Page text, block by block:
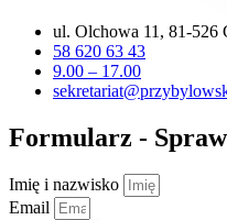
ul. Olchowa 11, 81-526
58 620 63 43
9.00 – 17.00
Formularz -
Imię i nazwisko
Email